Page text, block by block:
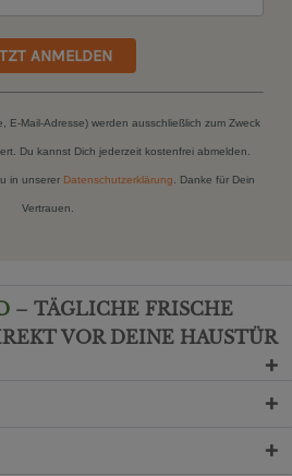
ANMELDEN
E-Mail-Adresse) werden ausschließlich zum Zweck
Du kannst Dich jederzeit kostenfrei abmelden.
in unserer Datenschutzerklärung . Danke für Dein
Vertrauen.
– TÄGLICHE FRISCHE
VOR DEINE HAUSTÜR